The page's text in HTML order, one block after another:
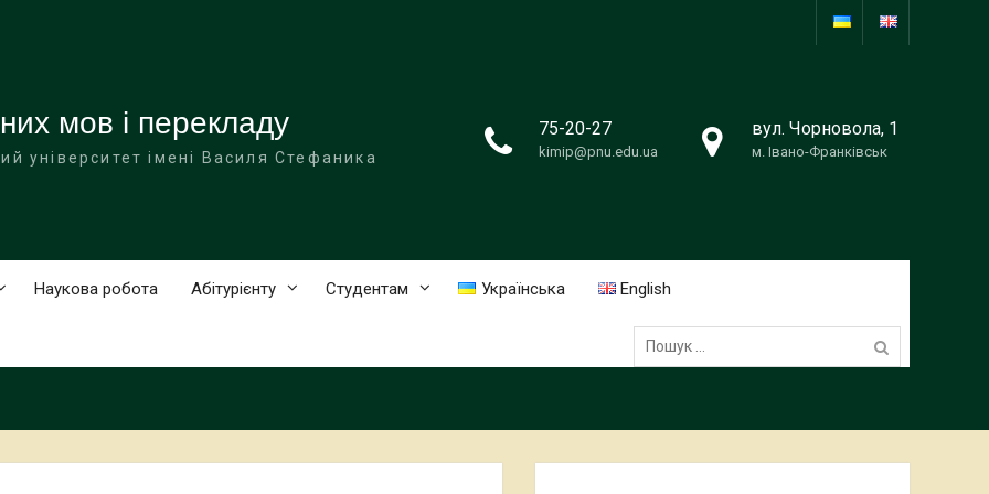
мов і перекладу
університет імені Василя Стефаника
75-20-27
kimip@pnu.edu.ua
вул. Чорновола, 1
м. Івано-Франківськ
Наукова робота Абітурієнту Студентам Українська English
Пошук: